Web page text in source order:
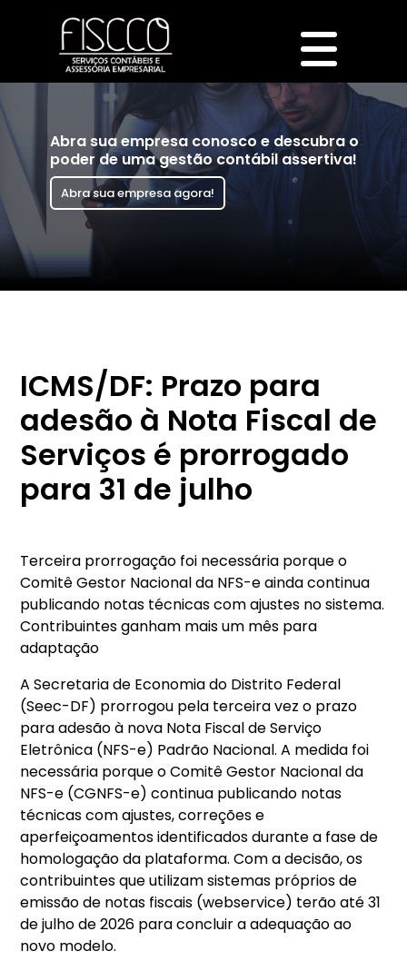
Abra sua empresa conosco e descubra o
poder de uma gestão contábil assertiva!
Abra sua empresa agora!
ICMS/DF: Prazo para
adesão à Nota Fiscal de
Serviços é prorrogado
para 31 de julho
Terceira prorrogação foi necessária porque o
Comitê Gestor Nacional da NFS-e ainda continua
publicando notas técnicas com ajustes no sistema.
Contribuintes ganham mais um mês para
adaptação
A Secretaria de Economia do Distrito Federal
(Seec-DF) prorrogou pela terceira vez o prazo
para adesão à nova Nota Fiscal de Serviço
Eletrônica (NFS-e) Padrão Nacional. A medida foi
necessária porque o Comitê Gestor Nacional da
NFS-e (CGNFS-e) continua publicando notas
técnicas com ajustes, correções e
aperfeiçoamentos identificados durante a fase de
homologação da plataforma. Com a decisão, os
contribuintes que utilizam sistemas próprios de
emissão de notas fiscais (webservice) terão até 31
de julho de 2026 para concluir a adequação ao
novo modelo.